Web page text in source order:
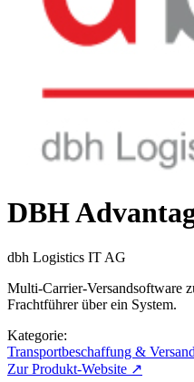
DBH
dbh Logistics IT AG
Multi-Carrier-Versandsoftware
Frachtführer über ein System.
Kategorie:
Transportbeschaffung &
Zur Produkt-Website ↗